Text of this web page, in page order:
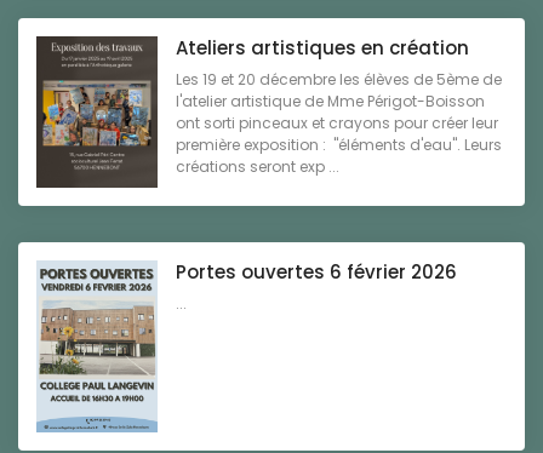
Ateliers artistiques en création
Les 19 et 20 décembre les élèves de 5ème de
l'atelier artistique de Mme Périgot-Boisson
ont sorti pinceaux et crayons pour créer leur
première exposition : "éléments d'eau". Leurs
créations seront exp ...
Portes ouvertes 6 février 2026
...